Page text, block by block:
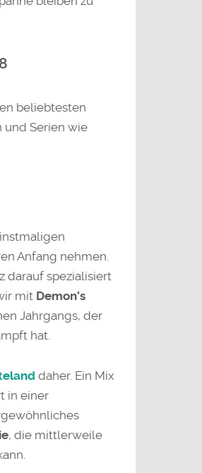
beliebtesten
und Serien wie
Anfang nehmen.
darauf spezialisiert
mit Demon’s
Jahrgangs, der
hat.
daher. Ein Mix
in einer
, die mittlerweile